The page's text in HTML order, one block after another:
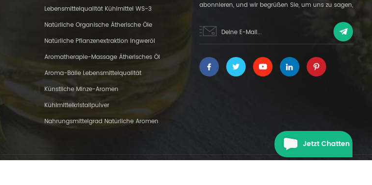
Lebensmittelqualität Kühlmittel WS-3
Natürliche Organische Ätherische Öle
Natürliche Pflanzenextraktion Ingweröl
Aromatherapie-Massage Ätherisches Öl
Aroma-Bälle Lebensmittelqualität
Künstliche Minze-Aromen
Kühlmittelkristallpulver
Nahrungsmittelgrad Natürliche Aromen
abonnieren, und wir begrüßen Sie, um uns zu sagen,
Jetzt Chatten